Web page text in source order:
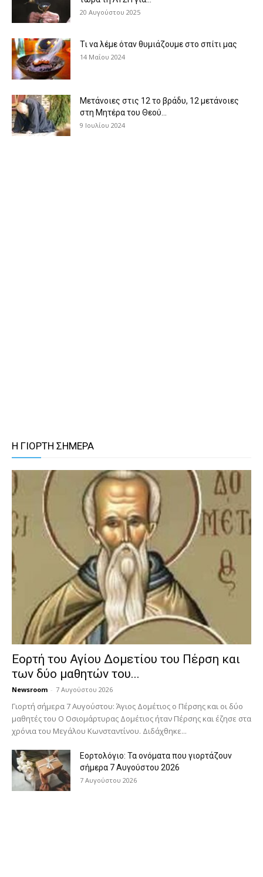
20 Αυγούστου 2025
Τι να λέμε όταν θυμιάζουμε στο σπίτι μας
14 Μαΐου 2024
Μετάνοιες στις 12 το βράδυ, 12 μετάνοιες
στη Μητέρα του Θεού...
9 Ιουλίου 2024
Η ΓΙΟΡΤΗ ΣΗΜΕΡΑ
Εορτή του Αγίου Δομετίου του Πέρση και
των δύο μαθητών του...
Newsroom - 7 Αυγούστου 2026
Γιορτή σήμερα 7 Αυγούστου: Άγιος Δομέτιος ο Πέρσης και οι δύο
μαθητές του Ο Oσιομάρτυρας Δομέτιος ήταν Πέρσης και έζησε στα
χρόνια του Μεγάλου Κωνσταντίνου. Διδάχθηκε...
Εορτολόγιο: Τα ονόματα που γιορτάζουν
σήμερα 7 Αυγούστου 2026
7 Αυγούστου 2026